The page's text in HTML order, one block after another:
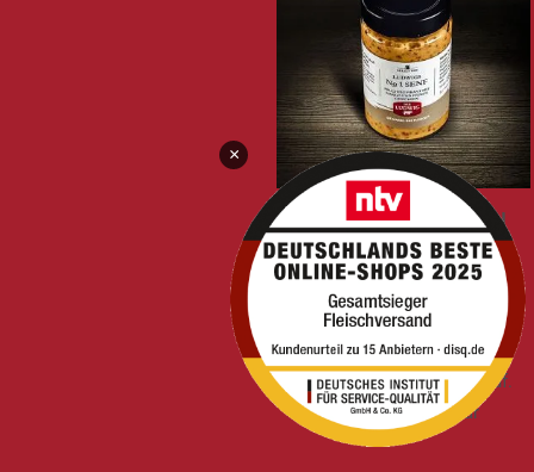
Senf | Ludwigs No. 1 |
fruchtig-pikant |
Bestseller | 230ml
6,95 €
3,02 €/ 100 ml
7% USt. sind schon drin –
Versandkommt obendrauf.
sofort verfügbar
×